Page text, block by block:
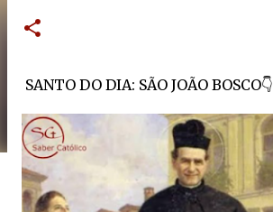
SANTO DO DIA: SÃO JOÃO BOSCO👇